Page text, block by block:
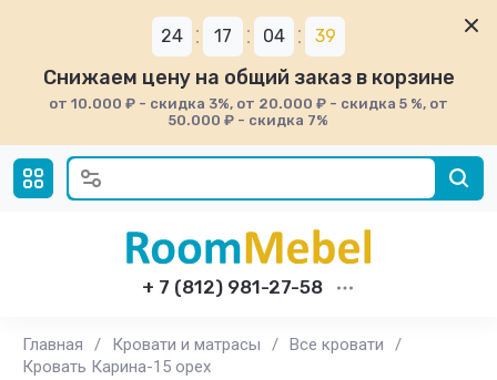
24 17 04 39
Снижаем цену на общий заказ в корзине
от 10.000 ₽ - скидка 3%, от 20.000 ₽ - скидка 5 %, от
50.000 ₽ - скидка 7%
+ 7 (812) 981-27-58
Главная / Кровати и матрасы / Все кровати
/
Кровать Карина-15 орех